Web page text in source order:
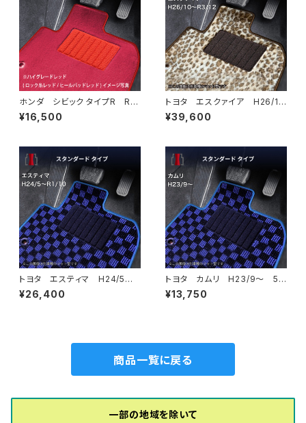
ホンダ シビック タイプR R4/
9〜 FL5 フロアマット一式
カーマット ハイグレードタイプ
¥16,500
トヨタ エスクァイア H26/1
0〜R3/12 80系 フロアマッ
ト一式 カーマット スペシャル
¥39,600
トヨタ エスティマ H24/5〜R
1/10（後期） 50系 フロアマッ
ト一式 カーマット スタンダー
¥26,400
トヨタ カムリ H23/9〜 5
0/70系 フロアマット一式 カ
ーマット スタンダードタイプ
¥13,750
商品一覧に戻る
一部の地域を除いて